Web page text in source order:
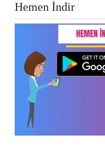
Hemen İndir